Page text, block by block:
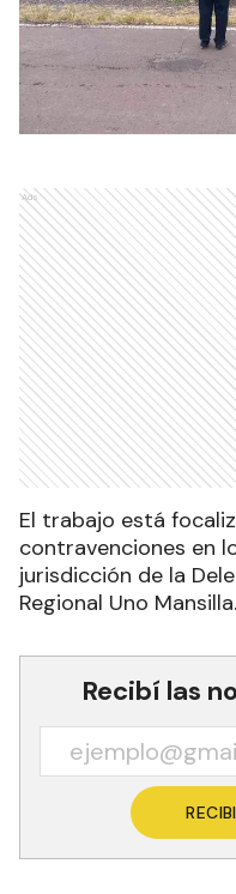
Ads
El trabajo está
contravenciones en
jurisdicción de la
Regional Uno Mansilla.
Recibí las